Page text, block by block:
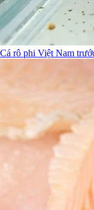
Cá rô phi Việt Nam